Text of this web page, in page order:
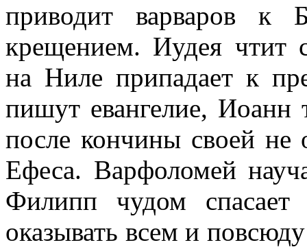
приводит варваров к
крещением. Иудея чтит
на Ниле припадает к
пишут евангелие, Иоанн
после кончины своей не
Ефеса. Варфоломей
Филипп чудом спасает
оказывать всем и